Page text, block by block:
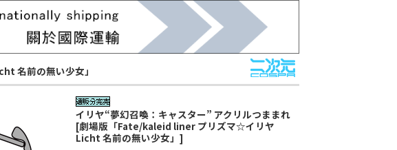
名前の無い少女」
イリヤ“夢幻召喚：キャスター” アクリルつままれ
[劇場版「Fate/kaleid liner プリズマ☆イリヤ
Licht 名前の無い少女」]